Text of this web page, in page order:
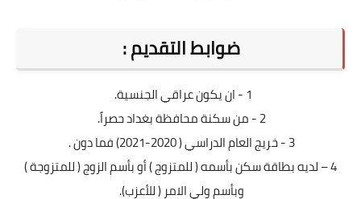
ضوابط التقديم :
1 - ان يكون عراقي الجنسية.
2 - من سكنة محافظة بغداد حصراً.
3 - خريج العام الدراسي ( 2020-2021) فما دون .
4 – لديه بطاقة سكن بأسمه ( للمتزوج ) أو بأسم الزوج ( للمتزوجة )
وبأسم ولي الامر ( للأعزب).